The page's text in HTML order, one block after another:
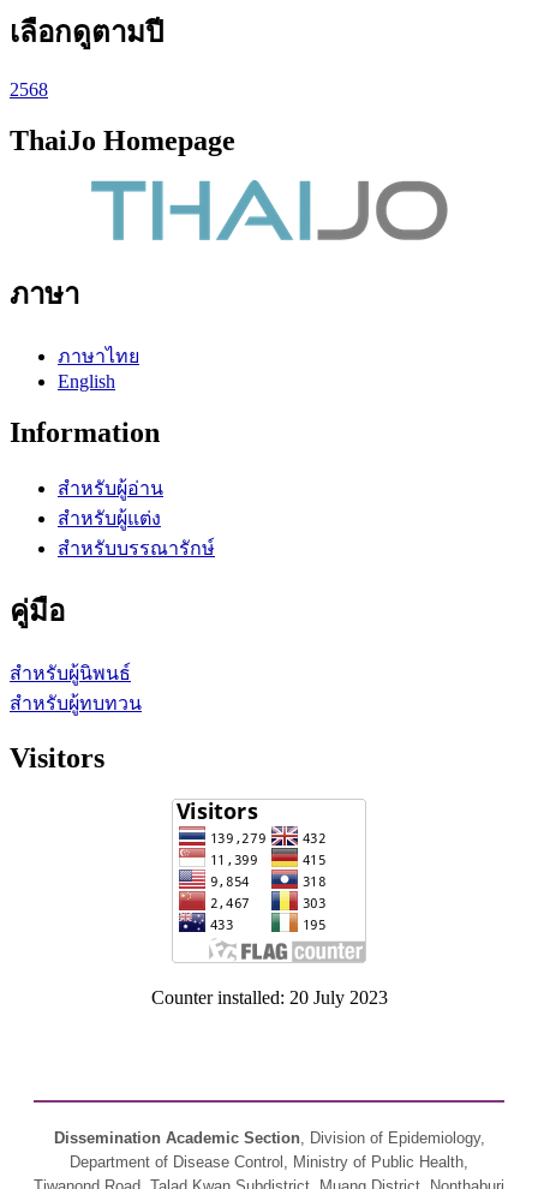
เลือกดูตามปี
2568
ThaiJo Homepage
ภาษา
ภาษาไทย
English
Information
สำหรับผู้อ่าน
สำหรับผู้แต่ง
สำหรับบรรณารักษ์
คู่มือ
สำหรับผู้นิพนธ์
สำหรับผู้ทบทวน
Visitors
Counter installed: 20 July 2023
Dissemination Academic Section, Division of Epidemiology,
Department of Disease Control, Ministry of Public Health,